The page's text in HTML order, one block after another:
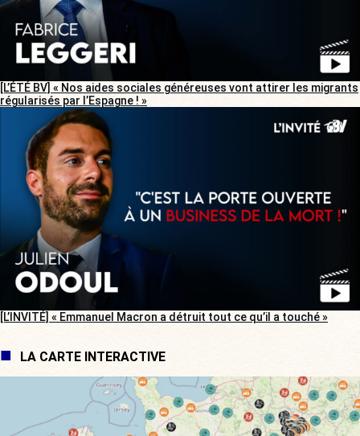
[L’ÉTÉ BV] « Nos aides sociales généreuses vont attirer les migrants
régularisés par l’Espagne ! »
[L’INVITÉ] « Emmanuel Macron a détruit tout ce qu’il a touché »
LA CARTE INTERACTIVE